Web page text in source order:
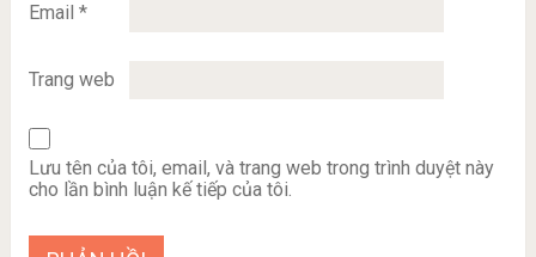
Email *
Trang web
Lưu tên của tôi, email, và trang web trong trình duyệt này
cho lần bình luận kế tiếp của tôi.